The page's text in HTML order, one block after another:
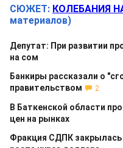
СЮЖЕТ: КОЛЕБАНИЯ
материалов)
Депутат: При развитии
на сом
Банкиры рассказали о
правительством
2
В Баткенской области
цен на рынках
Фракция СДПК